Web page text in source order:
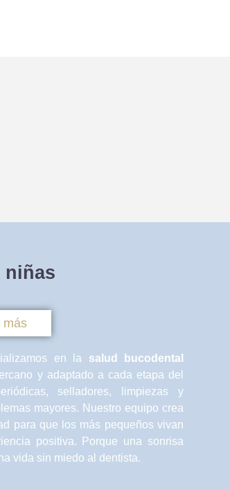
niñas
más
en la salud bucodental
y adaptado a cada etapa del
selladores, limpiezas y
mayores. Nuestro equipo crea
para que los más pequeños vivan
positiva. Porque una sonrisa
vida sin miedo al dentista.